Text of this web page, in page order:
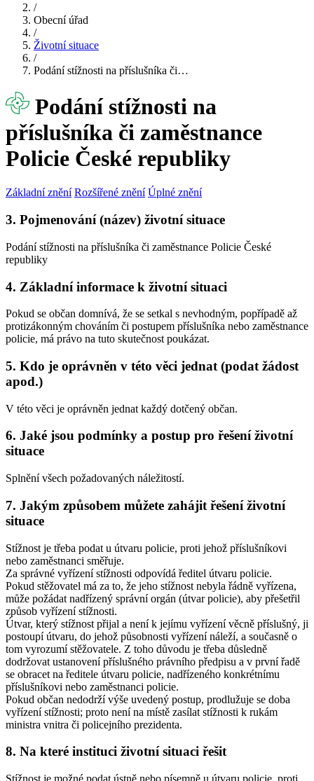
/
Obecní úřad
/
Životní situace
/
Podání stížnosti na příslušníka či…
Podání stížnosti na
příslušníka či zaměstnance
Policie České republiky
Základní znění Rozšířené znění Úplné znění
3. Pojmenování (název) životní situace
Podání stížnosti na příslušníka či zaměstnance Policie České
republiky
4. Základní informace k životní situaci
Pokud se občan domnívá, že se setkal s nevhodným, popřípadě až
protizákonným chováním či postupem příslušníka nebo zaměstnance
policie, má právo na tuto skutečnost poukázat.
5. Kdo je oprávněn v této věci jednat (podat žádost
apod.)
V této věci je oprávněn jednat každý dotčený občan.
6. Jaké jsou podmínky a postup pro řešení životní
situace
Splnění všech požadovaných náležitostí.
7. Jakým způsobem můžete zahájit řešení životní
situace
Stížnost je třeba podat u útvaru policie, proti jehož příslušníkovi
nebo zaměstnanci směřuje.
Za správné vyřízení stížnosti odpovídá ředitel útvaru policie.
Pokud stěžovatel má za to, že jeho stížnost nebyla řádně vyřízena,
může požádat nadřízený správní orgán (útvar policie), aby přešetřil
způsob vyřízení stížnosti.
Útvar, který stížnost přijal a není k jejímu vyřízení věcně příslušný, ji
postoupí útvaru, do jehož působnosti vyřízení náleží, a současně o
tom vyrozumí stěžovatele. Z toho důvodu je třeba důsledně
dodržovat ustanovení příslušného právního předpisu a v první řadě
se obracet na ředitele útvaru policie, nadřízeného konkrétnímu
příslušníkovi nebo zaměstnanci policie.
Pokud občan nedodrží výše uvedený postup, prodlužuje se doba
vyřízení stížnosti; proto není na místě zasílat stížnosti k rukám
ministra vnitra či policejního prezidenta.
8. Na které instituci životní situaci řešit
Stížnost je možné podat ústně nebo písemně u útvaru policie, proti